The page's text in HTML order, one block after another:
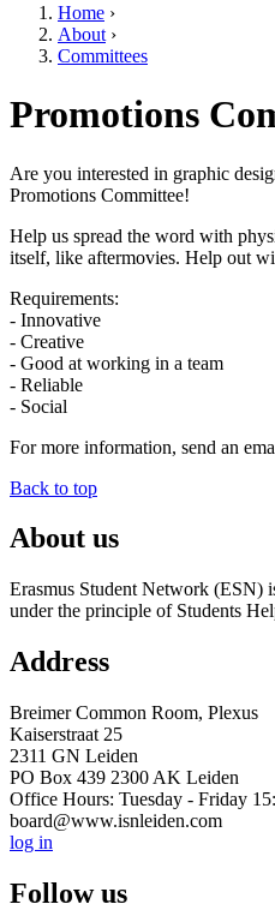
Home ›
About ›
Committees
Promotions
Are you interested in graphic
Promotions Committee!
Help us spread the word with
itself, like aftermovies. Help out
Requirements:
- Innovative
- Creative
- Good at working in a team
- Reliable
- Social
For more information, send an
Back to top
About us
Erasmus Student Network (ESN)
under the principle of Students
Address
Breimer Common Room, Plexus
Kaiserstraat 25
2311 GN Leiden
PO Box 439 2300 AK Leiden
Office Hours: Tuesday - Friday
board@www.isnleiden.com
log in
Follow us